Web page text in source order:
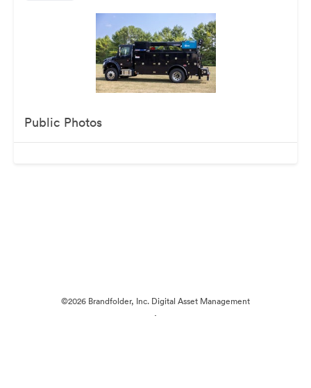
Public Photos
©2026 Brandfolder, Inc. Digital Asset Management
·